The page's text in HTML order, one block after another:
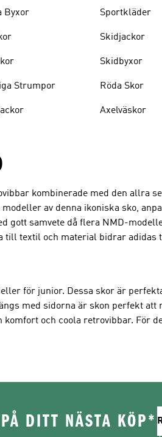
Byxor
Strumpor
Sportkläder
Skidjackor
Skidbyxor
Röda Skor
Axelväskor
kombinerade med den allra
av denna ikoniska sko,
gott samvete då flera NMD-
textil och material bidrar adidas
för junior. Dessa skor är
med sidorna är skon perfekt att
och coola retrovibbar. För
DITT NÄSTA KÖP*